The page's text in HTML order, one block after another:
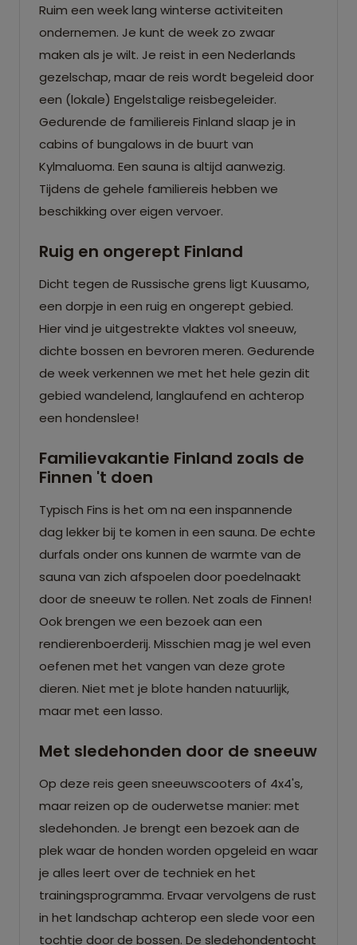
Ruim een week lang winterse activiteiten
ondernemen. Je kunt de week zo zwaar
maken als je wilt. Je reist in een Nederlands
gezelschap, maar de reis wordt begeleid door
een (lokale) Engelstalige reisbegeleider.
Gedurende de familiereis Finland slaap je in
cabins of bungalows in de buurt van
Kylmaluoma. Een sauna is altijd aanwezig.
Tijdens de gehele familiereis hebben we
beschikking over eigen vervoer.
Ruig en ongerept Finland
Dicht tegen de Russische grens ligt Kuusamo,
een dorpje in een ruig en ongerept gebied.
Hier vind je uitgestrekte vlaktes vol sneeuw,
dichte bossen en bevroren meren. Gedurende
de week verkennen we met het hele gezin dit
gebied wandelend, langlaufend en achterop
een hondenslee!
Familievakantie Finland zoals de
Finnen 't doen
Typisch Fins is het om na een inspannende
dag lekker bij te komen in een sauna. De echte
durfals onder ons kunnen de warmte van de
sauna van zich afspoelen door poedelnaakt
door de sneeuw te rollen. Net zoals de Finnen!
Ook brengen we een bezoek aan een
rendierenboerderij. Misschien mag je wel even
oefenen met het vangen van deze grote
dieren. Niet met je blote handen natuurlijk,
maar met een lasso.
Met sledehonden door de sneeuw
Op deze reis geen sneeuwscooters of 4x4's,
maar reizen op de ouderwetse manier: met
sledehonden. Je brengt een bezoek aan de
plek waar de honden worden opgeleid en waar
je alles leert over de techniek en het
trainingsprogramma. Ervaar vervolgens de rust
in het landschap achterop een slede voor een
tochtje door de bossen. De sledehondentocht